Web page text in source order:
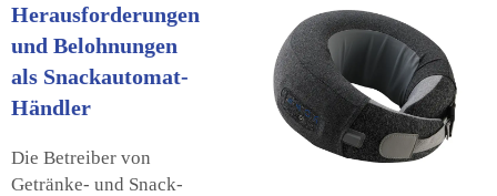
Herausforderungen
und Belohnungen
als Snackautomat-
Händler
Die Betreiber von
Getränke- und Snack-